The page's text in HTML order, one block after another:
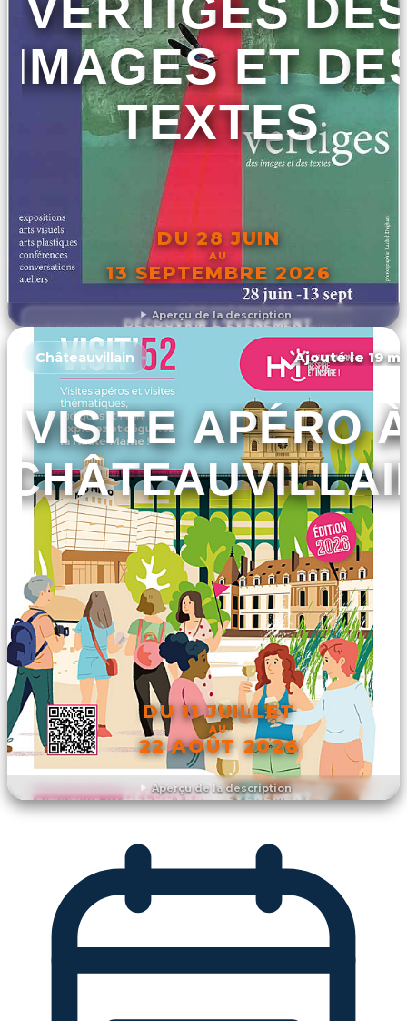
Aperçu de la description
IMAGES ET
TEXTES
DU 28 JUIN
AU
13 SEPTEMBRE 2026
DÉCOUVRIR L'ÉVÉNEMENT
Aperçu de la description
Châteauvillain Ajouté le 19
VISITE APÉRO
DU 11 JUILLET
AU
22 AOÛT 2026
DÉCOUVRIR L'ÉVÉNEMENT